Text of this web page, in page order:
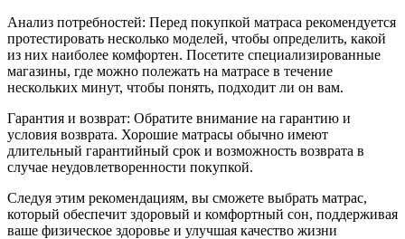
Анализ потребностей: Перед покупкой матраса рекомендуется
протестировать несколько моделей, чтобы определить, какой
из них наиболее комфортен. Посетите специализированные
магазины, где можно полежать на матрасе в течение
нескольких минут, чтобы понять, подходит ли он вам.
Гарантия и возврат: Обратите внимание на гарантию и
условия возврата. Хорошие матрасы обычно имеют
длительный гарантийный срок и возможность возврата в
случае неудовлетворенности покупкой.
Следуя этим рекомендациям, вы сможете выбрать матрас,
который обеспечит здоровый и комфортный сон, поддерживая
ваше физическое здоровье и улучшая качество жизни